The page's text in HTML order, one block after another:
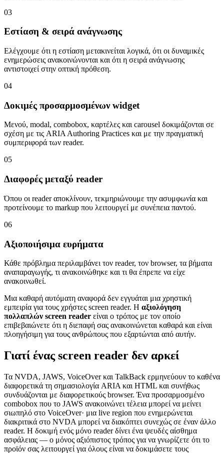
03
Εστίαση & σειρά ανάγνωσης
Ελέγχουμε ότι η εστίαση μετακινείται λογικά, ότι οι δυναμικές
ενημερώσεις ανακοινώνονται και ότι η σειρά ανάγνωσης
αντιστοιχεί στην οπτική πρόθεση.
04
Δοκιμές προσαρμοσμένων widget
Μενού, modal, combobox, καρτέλες και carousel δοκιμάζονται σε
σχέση με τις ARIA Authoring Practices και με την πραγματική
συμπεριφορά των reader.
05
Διαφορές μεταξύ reader
Όπου οι reader αποκλίνουν, τεκμηριώνουμε την ασυμφωνία και
προτείνουμε το markup που λειτουργεί με συνέπεια παντού.
06
Αξιοποιήσιμα ευρήματα
Κάθε πρόβλημα περιλαμβάνει τον reader, τον browser, τα βήματα
αναπαραγωγής, τι ανακοινώθηκε και τι θα έπρεπε να είχε
ανακοινωθεί.
Μια καθαρή αυτόματη αναφορά δεν εγγυάται μια χρηστική
εμπειρία για τους χρήστες screen reader. Η αξιολόγηση
πολλαπλών screen reader είναι ο τρόπος με τον οποίο
επιβεβαιώνετε ότι η διεπαφή σας ανακοινώνεται καθαρά και είναι
πλοηγήσιμη για τους ανθρώπους που εξαρτώνται από αυτήν.
Γιατί ένας screen reader δεν αρκεί
Τα NVDA, JAWS, VoiceOver και TalkBack ερμηνεύουν το καθένα
διαφορετικά τη σημασιολογία ARIA και HTML και συνήθως
συνδυάζονται με διαφορετικούς browser. Ένα προσαρμοσμένο
combobox που το JAWS ανακοινώνει τέλεια μπορεί να μείνει
σιωπηλό στο VoiceOver· μια live region που ενημερώνεται
διακριτικά στο NVDA μπορεί να διακόπτει συνεχώς σε έναν άλλο
reader. Η δοκιμή ενός μόνο reader δίνει ένα ψευδές αίσθημα
ασφάλειας — ο μόνος αξιόπιστος τρόπος για να γνωρίζετε ότι το
προϊόν σας λειτουργεί για όλους είναι να δοκιμάσετε τους